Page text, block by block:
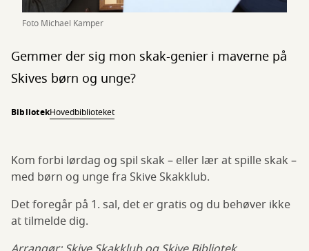
Foto Michael Kamper
Gemmer der sig mon skak-genier i maverne på
Skives børn og unge?
BibliotekHovedbiblioteket
Kom forbi lørdag og spil skak – eller lær at spille skak –
med børn og unge fra Skive Skakklub.
Det foregår på 1. sal, det er gratis og du behøver ikke
at tilmelde dig.